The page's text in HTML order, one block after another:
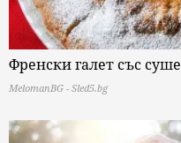
Френски галет със
MelomanBG - Sled5.bg